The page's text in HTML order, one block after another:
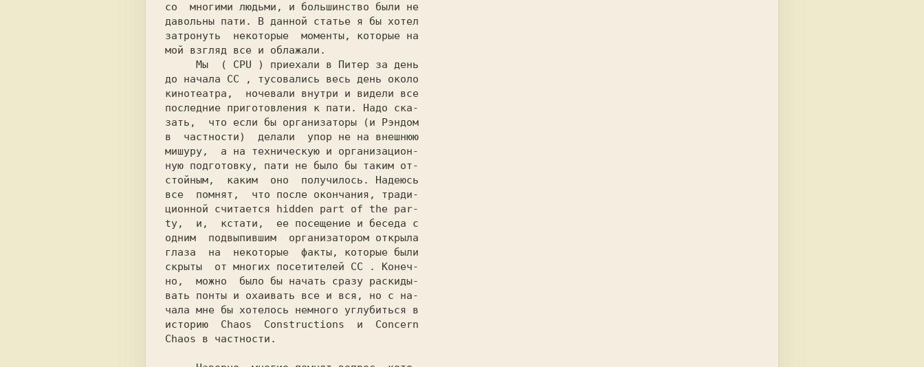
со  многими людьми, и большинство были не
давольны пати. В данной статье я бы хотел
затронуть  некоторые  моменты, которые на
мой взгляд все и облажали.
     Мы  (
CPU
) приехали в Питер за день
до начала CC
, тусовались весь день около
кинотеатра,  ночевали внутри и видели все
последние приготовления к пати. Надо ска-
зать,  что если бы организаторы (и
в  частности)  делали  упор не на внешнюю
мишуру,  а на техническую и организацион-
ную подготовку, пати не было бы таким от-
стойным,  каким  оно  получилось. Надеюсь
все  помнят,  что после окончания, тради-
ционной считается hidden part of the par-
ty,  и,  кстати,  ее посещение и беседа с
одним  подвыпившим  организатором открыла
глаза  на  некоторые  факты, которые были
скрыты  от многих посетителей CC
. Конеч-
но,  можно  было бы начать сразу раскиды-
вать понты и охаивать все и вся, но с на-
чала мне бы хотелось немного углубиться в
историю Chaos  Constructions и Concern
Chaos в частности.